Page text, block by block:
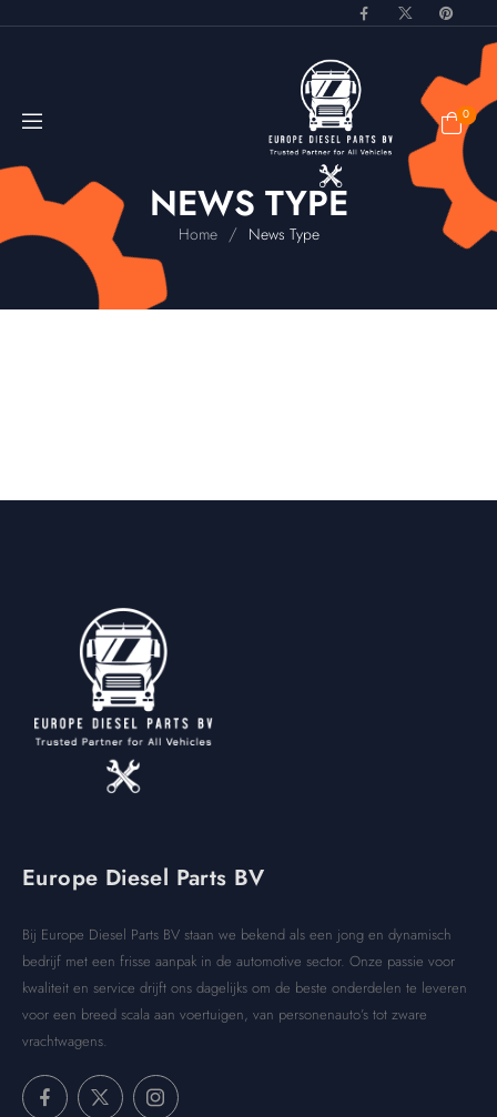
0
NEWS TYPE
Home / News Type
Europe Diesel Parts BV
Bij Europe Diesel Parts BV staan we bekend als een jong en dynamisch
bedrijf met een frisse aanpak in de automotive sector. Onze passie voor
kwaliteit en service drijft ons dagelijks om de beste onderdelen te leveren
voor een breed scala aan voertuigen, van personenauto’s tot zware
vrachtwagens.